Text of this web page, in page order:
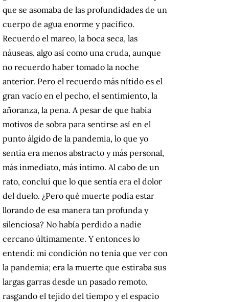
que se asomaba de las profundidades de un
cuerpo de agua enorme y pacífico.
Recuerdo el mareo, la boca seca, las
náuseas, algo así como una cruda, aunque
no recuerdo haber tomado la noche
anterior. Pero el recuerdo más nítido es el
gran vacío en el pecho, el sentimiento, la
añoranza, la pena. A pesar de que había
motivos de sobra para sentirse así en el
punto álgido de la pandemia, lo que yo
sentía era menos abstracto y más personal,
más inmediato, más íntimo. Al cabo de un
rato, concluí que lo que sentía era el dolor
del duelo. ¿Pero qué muerte podía estar
llorando de esa manera tan profunda y
silenciosa? No había perdido a nadie
cercano últimamente. Y entonces lo
entendí: mi condición no tenía que ver con
la pandemia; era la muerte que estiraba sus
largas garras desde un pasado remoto,
rasgando el tejido del tiempo y el espacio